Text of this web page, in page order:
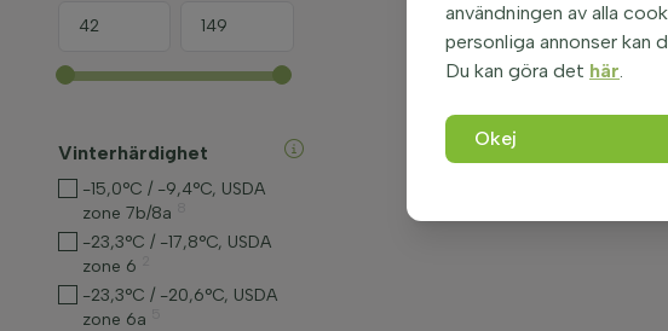
Vinterhärdighet
-15,0°C / -9,4°C, USDA
zone 7b/8a
-23,3°C / -17,8°C, USDA
zone 6
-23,3°C / -20,6°C, USDA
zone 6a
användningen av alla
personliga annonser kan
Du kan göra det här.
Okej